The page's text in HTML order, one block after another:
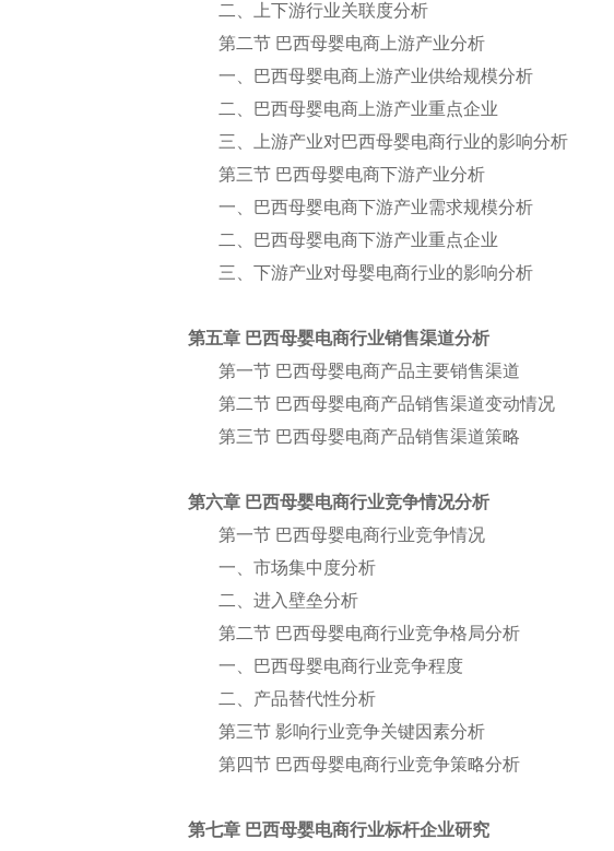
二、上下游行业关联度分析
第二节 巴西母婴电商上游产业分析
一、巴西母婴电商上游产业供给规模分析
二、巴西母婴电商上游产业重点企业
三、上游产业对巴西母婴电商行业的影响分析
第三节 巴西母婴电商下游产业分析
一、巴西母婴电商下游产业需求规模分析
二、巴西母婴电商下游产业重点企业
三、下游产业对母婴电商行业的影响分析
第五章 巴西母婴电商行业销售渠道分析
第一节 巴西母婴电商产品主要销售渠道
第二节 巴西母婴电商产品销售渠道变动情况
第三节 巴西母婴电商产品销售渠道策略
第六章 巴西母婴电商行业竞争情况分析
第一节 巴西母婴电商行业竞争情况
一、市场集中度分析
二、进入壁垒分析
第二节 巴西母婴电商行业竞争格局分析
一、巴西母婴电商行业竞争程度
二、产品替代性分析
第三节 影响行业竞争关键因素分析
第四节 巴西母婴电商行业竞争策略分析
第七章 巴西母婴电商行业标杆企业研究